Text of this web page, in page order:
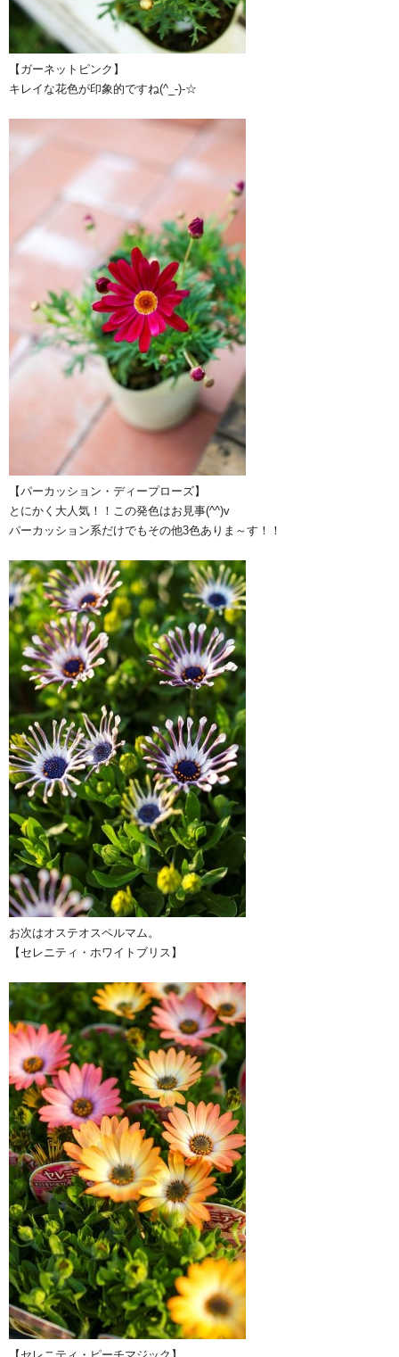
【ガーネットピンク】
キレイな花色が印象的ですね(^_-)-☆
【パーカッション・ディープローズ】
とにかく大人気！！この発色はお見事(^^)v
パーカッション系だけでもその他3色ありま～す！！
お次はオステオスペルマム。
【セレニティ・ホワイトブリス】